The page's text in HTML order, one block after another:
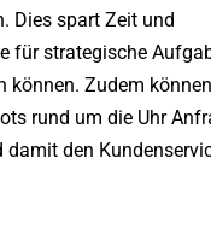
Dies spart Zeit und
für strategische
können. Zudem
rund um die Uhr
damit den